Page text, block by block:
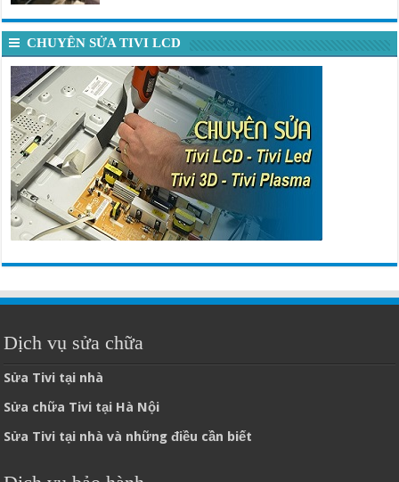
CHUYÊN SỬA TIVI LCD
Dịch vụ sửa chữa
Sửa Tivi tại nhà
Sửa chữa Tivi tại Hà Nội
Sửa Tivi tại nhà và những điều cần biết